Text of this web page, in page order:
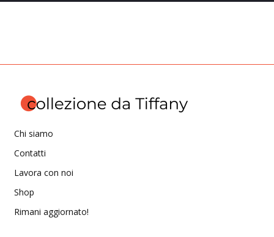
Chi siamo
Contatti
Lavora con noi
Shop
Rimani aggiornato!